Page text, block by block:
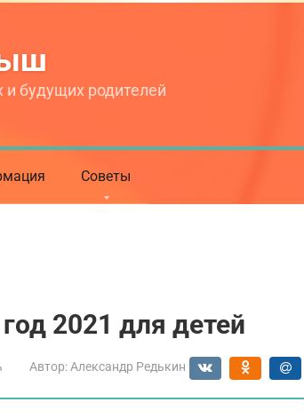
будущих родителей
Советы
2021 для детей
Автор: Александр Редькин